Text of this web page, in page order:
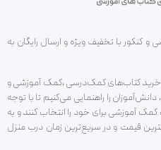
با تخفیف ویژه و ارسال رایگان به
خرید کتاب‌های کمک‌درسی ،کمک آموزشی و
دانش‌آموزان را راهنمایی می‌کنیم تا با توجه
آموزشی برای خود را انتخاب کنند و به
قیمت و در سریع‌ترین زمان درب منزل